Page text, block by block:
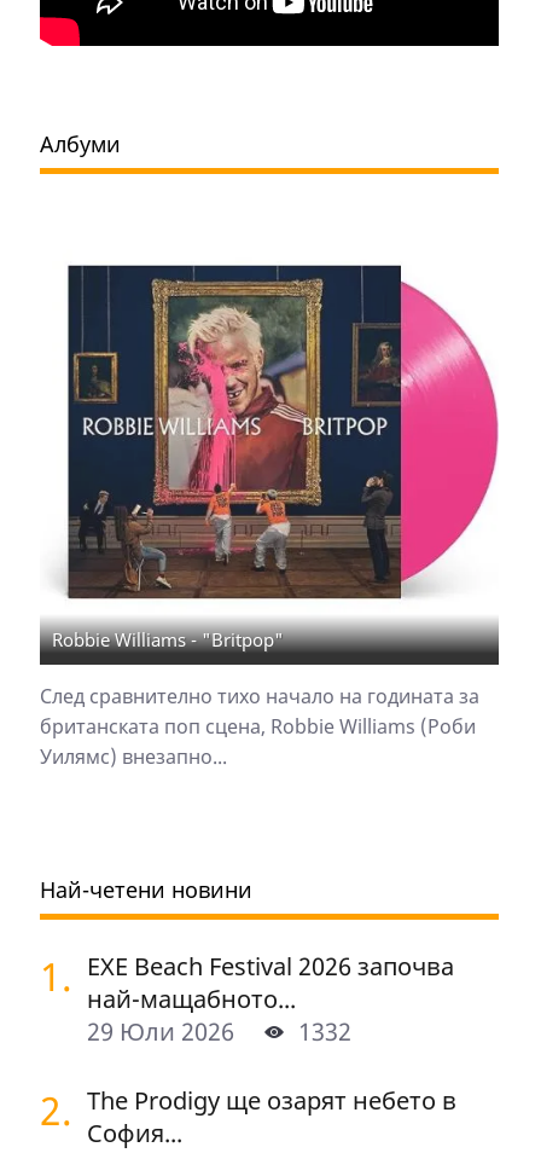
Албуми
Robbie Williams - "Britpop"
След сравнително тихо начало на годината за
британската поп сцена, Robbie Williams (Роби
Уилямс) внезапно...
Най-четени новини
1. EXE Beach Festival 2026 започва
най-мащабното...
29 Юли 2026
1332
2. The Prodigy ще озарят небето в
София...